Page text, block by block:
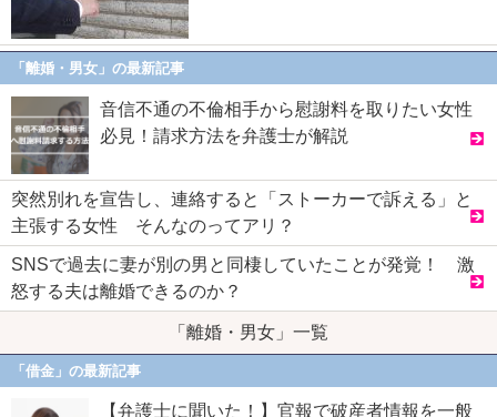
「離婚・男女」の最新記事
音信不通の不倫相手から慰謝料を取りたい女性
必見！請求方法を弁護士が解説
突然別れを宣告し、連絡すると「ストーカーで訴える」と
主張する女性 そんなのってアリ？
SNSで過去に妻が別の男と同棲していたことが発覚！ 激
怒する夫は離婚できるのか？
「離婚・男女」一覧
「借金」の最新記事
【弁護士に聞いた！】官報で破産者情報を一般